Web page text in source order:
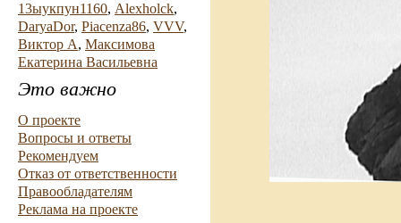
13ыукпун1160, Alexholck,
DaryaDor, Piacenza86, VVV,
Виктор А, Максимова
Екатерина Васильевна
Это важно
О проекте
Вопросы и ответы
Рекомендуем
Отказ от ответственности
Правообладателям
Реклама на проекте